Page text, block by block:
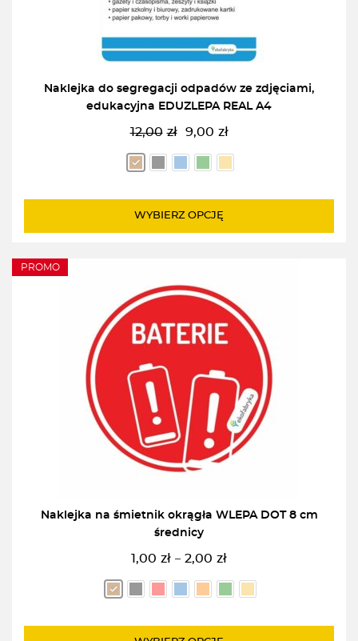
Naklejka do segregacji odpadów ze zdjęciami,
edukacyjna EDUZLEPA REAL A4
12,00 zł
Pierwotna
cena
wynosiła:
9,00 zł
Aktualna
cena
wynosi:
WYBIERZ OPCJĘ
PROMO
Naklejka na śmietnik okrągła WLEPA DOT 8 cm
średnicy
1,00 zł – 2,00 zł
Zakres
cen:
od
do